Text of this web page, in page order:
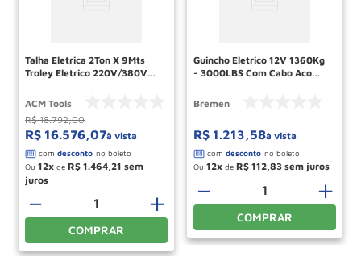
Talha Eletrica 2Ton X 9Mts
Troley Eletrico 220V/380V
ACM Tools
R$ 18.792,00
R$ 16.576 07à vista
Ou 12 de R$ 1.464 21
＋
－
COMPRAR
Guincho Eletrico 12V 1360Kg
- 3000LBS Com Cabo Aco
Bremen
R$ 1.213 58à vista
Ou 12 de R$ 112 83
＋
－
COMPRAR